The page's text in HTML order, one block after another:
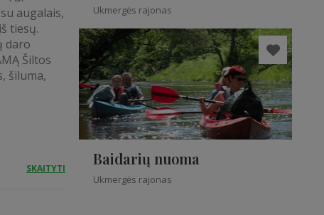
augalais,
tiesų.
daro
Šiltos
šiluma,
SKAITYTI
Ukmergės rajonas
Baidarių nuoma
Ukmergės rajonas